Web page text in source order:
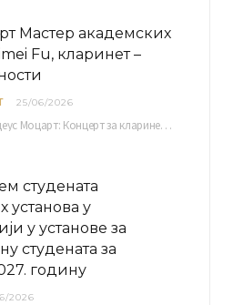
Мастер академских
Fu, кларинет –
25/06/2026
Програм: Волфганг Амадеус Моцарт: Концерт за кларинет и оркестар, А-дур Ментор Милош Мијатовић, редовни…
студената
установа у
у установе за
студената за
годину
2026